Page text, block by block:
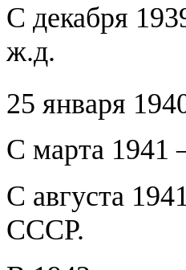
С декабря
ж.д.
25 января
С марта 1941
С августа
СССР.